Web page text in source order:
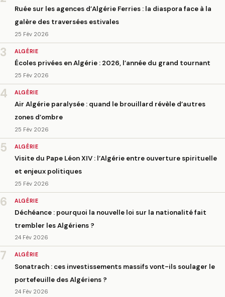
Ruée sur les agences d’Algérie Ferries : la diaspora face à la
galère des traversées estivales
25 Fév 2026
3 ALGÉRIE
Écoles privées en Algérie : 2026, l’année du grand tournant
25 Fév 2026
4 ALGÉRIE
Air Algérie paralysée : quand le brouillard révèle d’autres
zones d’ombre
25 Fév 2026
5 ALGÉRIE
Visite du Pape Léon XIV : l’Algérie entre ouverture spirituelle
et enjeux politiques
25 Fév 2026
6 ALGÉRIE
Déchéance : pourquoi la nouvelle loi sur la nationalité fait
trembler les Algériens ?
24 Fév 2026
7 ALGÉRIE
Sonatrach : ces investissements massifs vont-ils soulager le
portefeuille des Algériens ?
24 Fév 2026